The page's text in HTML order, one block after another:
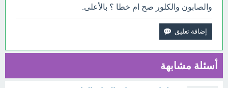
والصابون والكلور صح ام خطا ؟ بالأعلى.
أسئلة مشابهة